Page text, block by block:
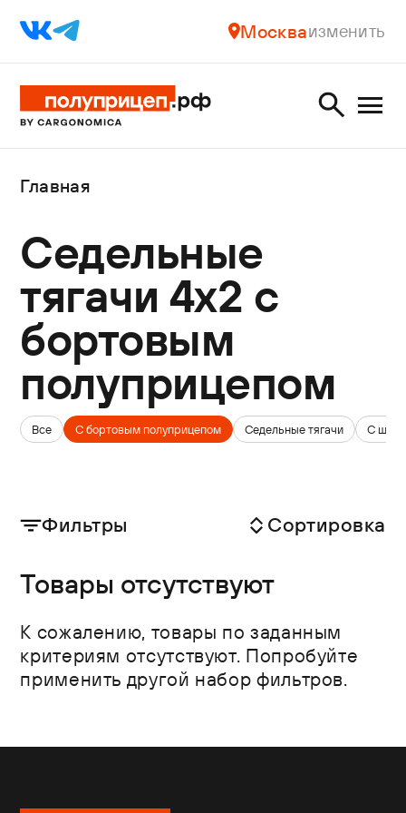
Москваизменить
Главная
Седельные
тягачи 4х2 с
бортовым
полуприцепом
Все С бортовым полуприцепом Седельные тягачи С
Фильтры Сортировка
Товары отсутствуют
К сожалению, товары по заданным
критериям отсутствуют. Попробуйте
применить другой набор фильтров.